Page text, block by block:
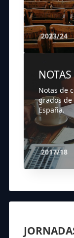
2023/24
Notas de
grados
España.
2017/18